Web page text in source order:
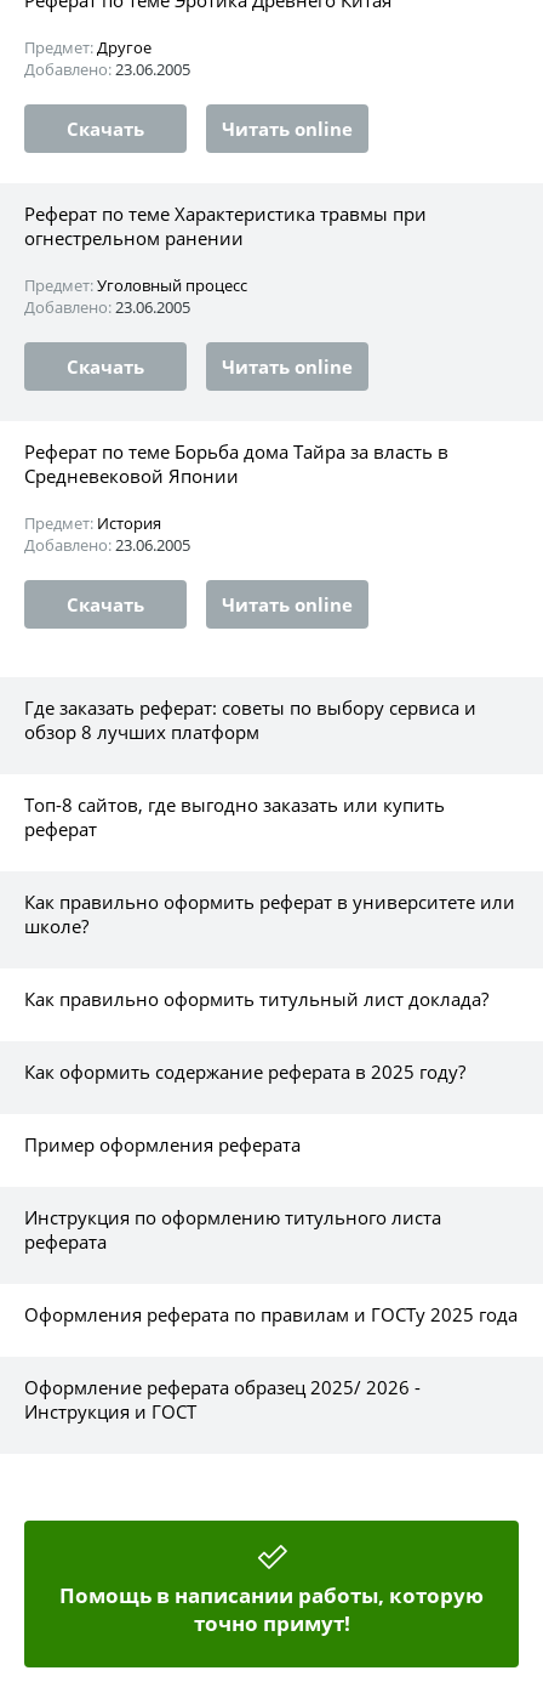
Предмет:Другое
Добавлено:23.06.2005
Скачать Читать online
Реферат по теме Характеристика травмы при
огнестрельном ранении
Предмет:Уголовный процесс
Добавлено:23.06.2005
Скачать Читать online
Реферат по теме Борьба дома Тайра за власть в
Средневековой Японии
Предмет: История
Добавлено:23.06.2005
Скачать Читать online
Где заказать реферат: советы по выбору сервиса и
обзор 8 лучших платформ
Топ-8 сайтов, где выгодно заказать или купить
реферат
Как правильно оформить реферат в университете или
школе?
Как правильно оформить титульный лист доклада?
Как оформить содержание реферата в 2025 году?
Пример оформления реферата
Инструкция по оформлению титульного листа
реферата
Оформления реферата по правилам и ГОСТу 2025 года
Оформление реферата образец 2025/ 2026 -
Инструкция и ГОСТ
Помощь в написании работы, которую
точно примут!